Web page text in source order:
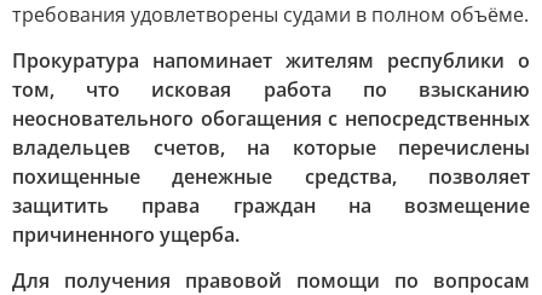
требования удовлетворены судами в полном объёме.
Прокуратура напоминает жителям республики о
том, что исковая работа по взысканию
неосновательного обогащения с непосредственных
владельцев счетов, на которые перечислены
похищенные денежные средства, позволяет
защитить права граждан на возмещение
причиненного ущерба.
Для получения правовой помощи по вопросам